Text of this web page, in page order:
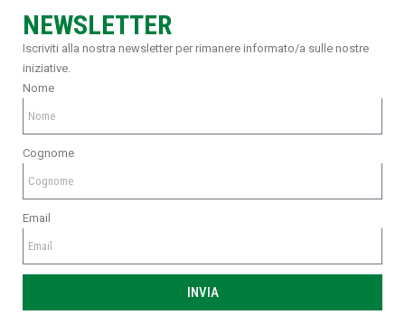
NEWSLETTER
Iscriviti alla nostra newsletter per rimanere informato/a sulle nostre
iniziative.
Nome
Cognome
Email
INVIA